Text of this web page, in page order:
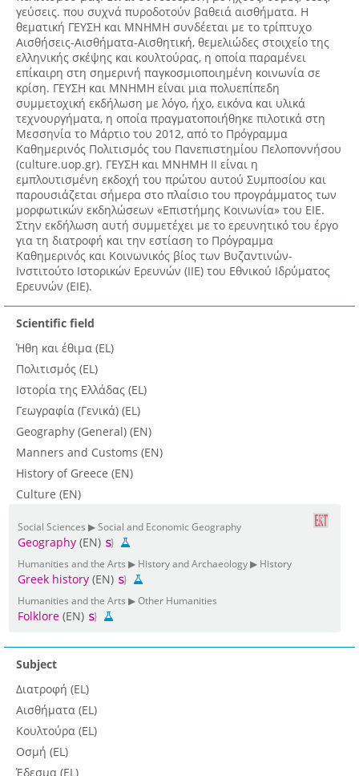
γεύσεις. που συχνά πυροδοτούν βαθειά αισθήματα. Η
θεματική ΓΕΥΣΗ και ΜΝΗΜΗ συνδέεται με το τρίπτυχο
Αισθήσεις-Αισθήματα-Αισθητική, θεμελιώδες στοιχείο της
ελληνικής σκέψης και κουλτούρας, η οποία παραμένει
επίκαιρη στη σημερινή παγκοσμιοποιημένη κοινωνία σε
κρίση. ΓΕΥΣΗ και ΜΝΗΜΗ είναι μια πολυεπίπεδη
συμμετοχική εκδήλωση με λόγο, ήχο, εικόνα και υλικά
τεχνουργήματα, η οποία πραγματοποιήθηκε πιλοτικά στη
Μεσσηνία το Μάρτιο του 2012, από το Πρόγραμμα
Καθημερινός Πολιτισμός του Πανεπιστημίου Πελοποννήσου
(culture.uop.gr). ΓΕΥΣΗ και ΜΝΗΜΗ II είναι η
εμπλουτισμένη εκδοχή του πρώτου αυτού Συμποσίου και
παρουσιάζεται σήμερα στο πλαίσιο του προγράμματος των
μορφωτικών εκδηλώσεων «Επιστήμης Κοινωνία» του ΕΙΕ.
Στην εκδήλωση αυτή συμμετέχει με το ερευνητικό του έργο
για τη διατροφή και την εστίαση το Πρόγραμμα
Καθημερινός και Κοινωνικός βίος των Βυζαντινών-
Ινστιτούτο Ιστορικών Ερευνών (ΙΙΕ) του Εθνικού Ιδρύματος
Ερευνών (ΕΙΕ).
Scientific field
Ήθη και έθιμα (EL)
Πολιτισμός (EL)
Ιστορία της Ελλάδας (EL)
Γεωγραφία (Γενικά) (EL)
Geography (General) (EN)
Manners and Customs (EN)
History of Greece (EN)
Culture (EN)
Social Sciences ▶ Social and Economic Geography
Geography (EN)
Humanities and the Arts ▶ History and Archaeology ▶ History
Greek history (EN)
Humanities and the Arts ▶ Other Humanities
Folklore (EN)
Subject
Διατροφή (EL)
Αισθήματα (EL)
Κουλτούρα (EL)
Οσμή (EL)
Έδεσμα (EL)